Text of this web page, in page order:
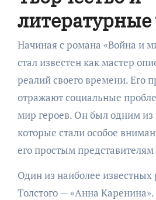
литературные
Начиная с романа «Война и
стал известен как мастер
реалий своего времени. Его
отражают социальные
мир героев. Он был одним из
которые стали особое
его простым
Один из наиболее известных
Толстого — «Анна